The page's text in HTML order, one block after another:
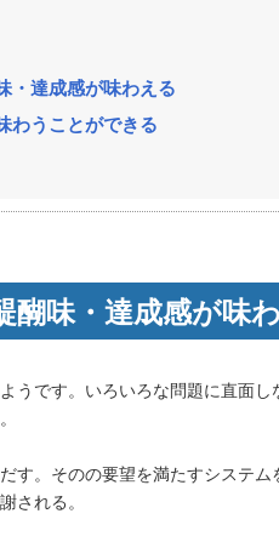
・達成感が味わえる
わうことができる
醐味・達成感が味
うです。いろいろな問題に直面
す。そのの要望を満たすシステ
される。